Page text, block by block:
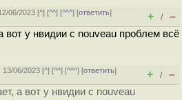
06/2023 [^] [^^] [^^^] [ответить]
+ / –
вот у нвидии с nouveau проблем всё
13/06/2023 [^] [^^] [^^^] [ответить]
+ / –
а вот у нвидии с nouveau